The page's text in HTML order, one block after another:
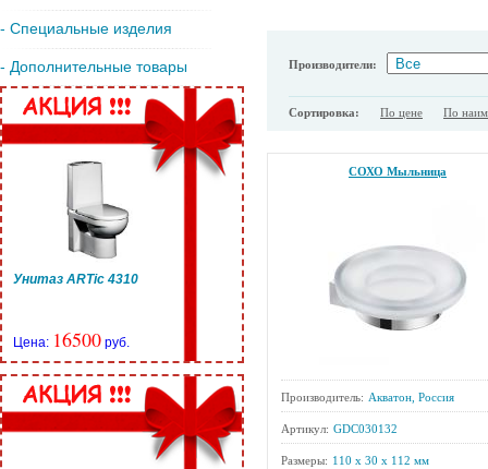
- Специальные изделия
- Дополнительные товары
Унитаз ARTic 4310
Цена: 16500 руб.
Производители:
Сортировка: По цене По
СОХО Мыльница
Производитель: Акватон, Россия
Артикул: GDC030132
Размеры: 110 x 30 x 112 мм